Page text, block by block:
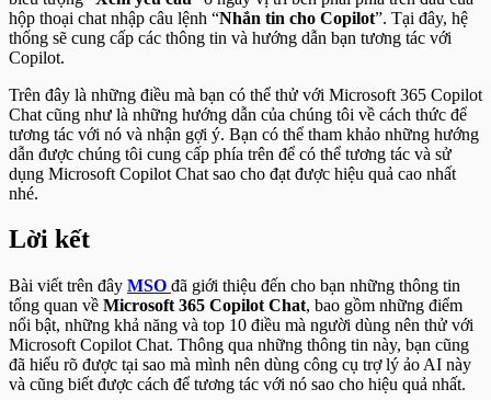
hộp thoại chat nhập câu lệnh “Nhắn tin cho Copilot”. Tại đây, hệ
thống sẽ cung cấp các thông tin và hướng dẫn bạn tương tác với
Copilot.
Trên đây là những điều mà bạn có thể thử với Microsoft 365 Copilot
Chat cũng như là những hướng dẫn của chúng tôi về cách thức để
tương tác với nó và nhận gợi ý. Bạn có thể tham khảo những hướng
dẫn được chúng tôi cung cấp phía trên để có thể tương tác và sử
dụng Microsoft Copilot Chat sao cho đạt được hiệu quả cao nhất
nhé.
Lời kết
Bài viết trên đây MSO đã giới thiệu đến cho bạn những thông tin
tổng quan về Microsoft 365 Copilot Chat, bao gồm những điểm
nổi bật, những khả năng và top 10 điều mà người dùng nên thử với
Microsoft Copilot Chat. Thông qua những thông tin này, bạn cũng
đã hiểu rõ được tại sao mà mình nên dùng công cụ trợ lý ảo AI này
và cũng biết được cách để tương tác với nó sao cho hiệu quả nhất.